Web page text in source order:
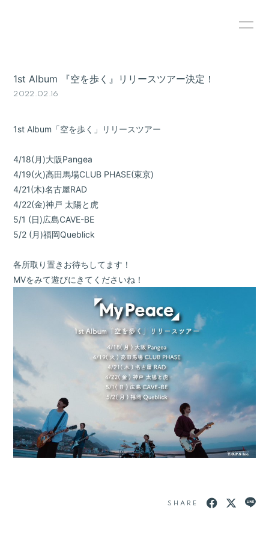
SCHEDULE PROFILE
1st Album 『空を歩く』リリースツアー決定！
2022.02.16
1st Album「空を歩く」リリースツアー
4/18(月)大阪Pangea
4/19(火)高田馬場CLUB PHASE(東京)
4/21(木)名古屋RAD
4/22(金)神戸 太陽と虎
5/1 (日)広島CAVE-BE
5/2 (月)福岡Queblick
各所取り置きお待ちしてます！
MVをみて遊びにきてくださいね！
SHARE